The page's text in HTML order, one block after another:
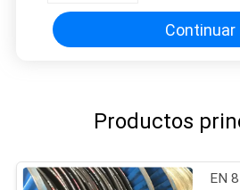
Continuar
Productos
EN